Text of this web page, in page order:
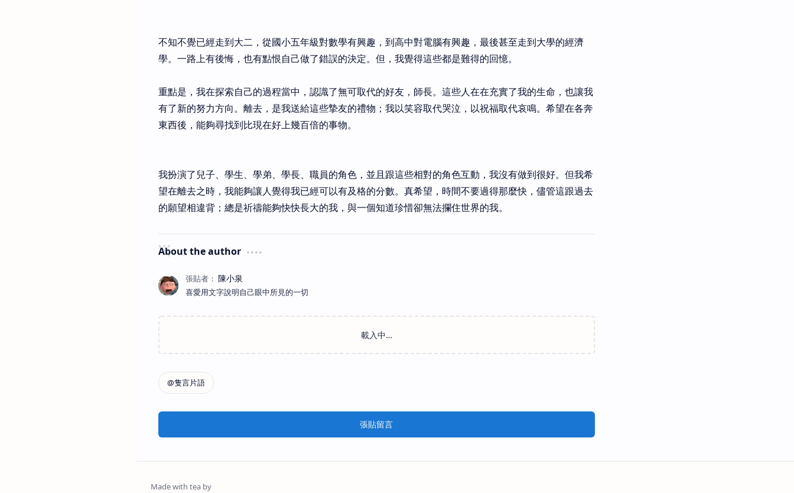
不知不覺已經走到大二，從國小五年級對數學有興趣，到高中對電腦有興趣，最後甚至走到大學的經濟
學。一路上有後悔，也有點恨自己做了錯誤的決定。但，我覺得這些都是難得的回憶。
重點是，我在探索自己的過程當中，認識了無可取代的好友，師長。這些人在在充實了我的生命，也讓我
有了新的努力方向。離去，是我送給這些摯友的禮物；我以笑容取代哭泣，以祝福取代哀鳴。希望在各奔
東西後，能夠尋找到比現在好上幾百倍的事物。
我扮演了兒子、學生、學弟、學長、職員的角色，並且跟這些相對的角色互動，我沒有做到很好。但我希
望在離去之時，我能夠讓人覺得我已經可以有及格的分數。真希望，時間不要過得那麼快，儘管這跟過去
的願望相違背；總是祈禱能夠快快長大的我，與一個知道珍惜卻無法攔住世界的我。
About the author
喜愛用文字說明自己眼中所見的一切
張貼留言